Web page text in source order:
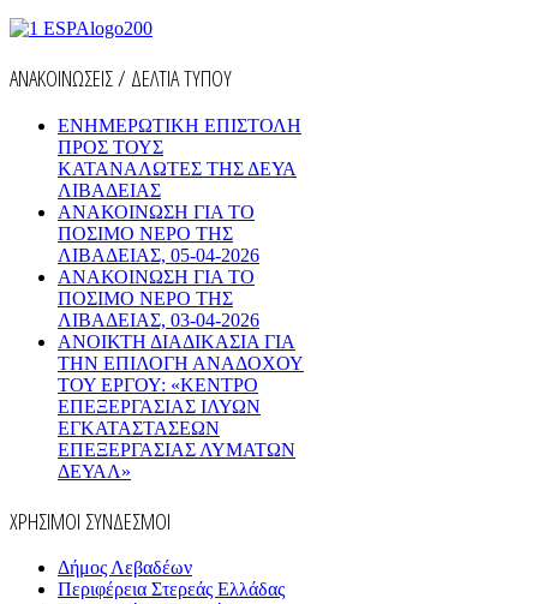
ΑΝΑΚΟΙΝΩΣΕΙΣ / ΔΕΛΤΙΑ ΤΥΠΟΥ
ΕΝΗΜΕΡΩΤΙΚΗ ΕΠΙΣΤΟΛΗ
ΠΡΟΣ ΤΟΥΣ
ΚΑΤΑΝΑΛΩΤΕΣ ΤΗΣ ΔΕΥΑ
ΛΙΒΑΔΕΙΑΣ
ΑΝΑΚΟΙΝΩΣΗ ΓΙΑ ΤΟ
ΠΟΣΙΜΟ ΝΕΡΟ ΤΗΣ
ΛΙΒΑΔΕΙΑΣ, 05-04-2026
ΑΝΑΚΟΙΝΩΣΗ ΓΙΑ ΤΟ
ΠΟΣΙΜΟ ΝΕΡΟ ΤΗΣ
ΛΙΒΑΔΕΙΑΣ, 03-04-2026
AΝΟΙΚΤΗ ΔΙΑΔΙΚΑΣΙΑ ΓΙΑ
ΤΗΝ ΕΠΙΛΟΓΗ ΑΝΑΔΟΧΟΥ
ΤΟΥ ΕΡΓΟΥ: «ΚΕΝΤΡΟ
ΕΠΕΞΕΡΓΑΣΙΑΣ ΙΛΥΩΝ
ΕΓΚΑΤΑΣΤΑΣΕΩΝ
ΕΠΕΞΕΡΓΑΣΙΑΣ ΛΥΜΑΤΩΝ
ΔΕΥΑΛ»
ΧΡΗΣΙΜΟΙ ΣΥΝΔΕΣΜΟΙ
Δήμος Λεβαδέων
Περιφέρεια Στερεάς Ελλάδας